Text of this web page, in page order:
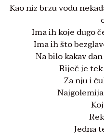
Kao niz brzu vodu
Ima ih koje dugo
Ima ih što
Na bilo kakav
Riječ je
Za nju i
Jedna